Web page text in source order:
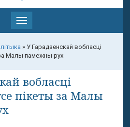
Паказаць
меню
» У Гарадзенскай вобласці
за Малы памежны рух
вобласці
пікеты за Малы